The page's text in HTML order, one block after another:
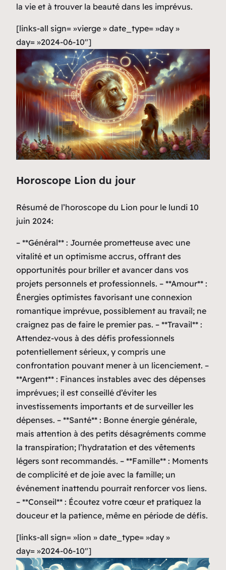
la vie et à trouver la beauté dans les imprévus.
[links-all sign= »vierge » date_type= »day »
day= »2024-06-10″]
Horoscope Lion du jour
Résumé de l’horoscope du Lion pour le lundi 10
juin 2024:
– **Général** : Journée prometteuse avec une
vitalité et un optimisme accrus, offrant des
opportunités pour briller et avancer dans vos
projets personnels et professionnels. – **Amour** :
Énergies optimistes favorisant une connexion
romantique imprévue, possiblement au travail; ne
craignez pas de faire le premier pas. – **Travail** :
Attendez-vous à des défis professionnels
potentiellement sérieux, y compris une
confrontation pouvant mener à un licenciement. –
**Argent** : Finances instables avec des dépenses
imprévues; il est conseillé d’éviter les
investissements importants et de surveiller les
dépenses. – **Santé** : Bonne énergie générale,
mais attention à des petits désagréments comme
la transpiration; l’hydratation et des vêtements
légers sont recommandés. – **Famille** : Moments
de complicité et de joie avec la famille; un
événement inattendu pourrait renforcer vos liens.
– **Conseil** : Écoutez votre cœur et pratiquez la
douceur et la patience, même en période de défis.
[links-all sign= »lion » date_type= »day »
day= »2024-06-10″]